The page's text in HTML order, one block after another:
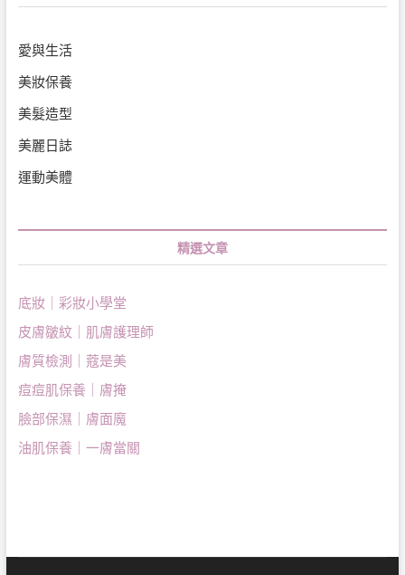
愛與生活
美妝保養
美髮造型
美麗日誌
運動美體
精選文章
底妝｜彩妝小學堂
皮膚皺紋｜肌膚護理師
膚質檢測｜蔻是美
痘痘肌保養｜膚掩
臉部保濕｜膚面魔
油肌保養｜一膚當關